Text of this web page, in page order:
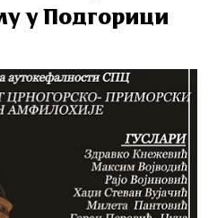
у Подгорици